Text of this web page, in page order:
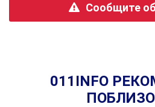
Сообщите
011INFO